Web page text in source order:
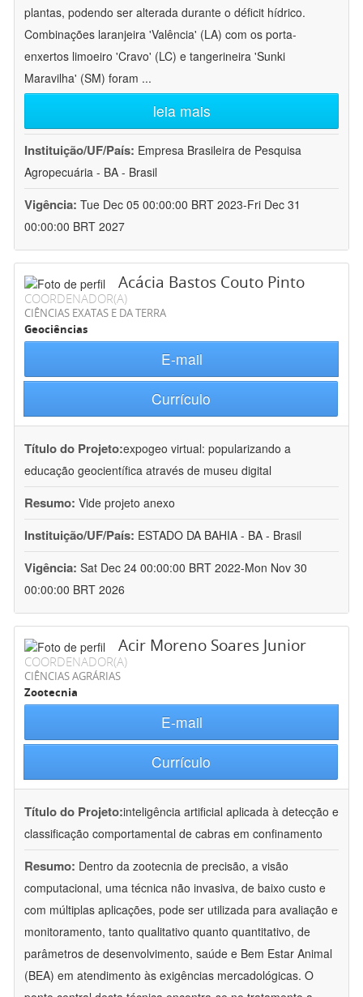
plantas, podendo ser alterada durante o déficit hídrico.
Combinações laranjeira 'Valência' (LA) com os porta-
enxertos limoeiro 'Cravo' (LC) e tangerineira 'Sunki
Maravilha' (SM) foram ...
leia mais
Instituição/UF/País: Empresa Brasileira de Pesquisa
Agropecuária - BA - Brasil
Vigência: Tue Dec 05 00:00:00 BRT 2023-Fri Dec 31
00:00:00 BRT 2027
Acácia Bastos Couto Pinto
COORDENADOR(A)
CIÊNCIAS EXATAS E DA TERRA
Geociências
E-mail
Currículo
Título do Projeto:expogeo virtual: popularizando a
educação geocientífica através de museu digital
Resumo: Vide projeto anexo
Instituição/UF/País: ESTADO DA BAHIA - BA - Brasil
Vigência: Sat Dec 24 00:00:00 BRT 2022-Mon Nov 30
00:00:00 BRT 2026
Acir Moreno Soares Junior
COORDENADOR(A)
CIÊNCIAS AGRÁRIAS
Zootecnia
E-mail
Currículo
Título do Projeto:inteligência artificial aplicada à detecção e
classificação comportamental de cabras em confinamento
Resumo: Dentro da zootecnia de precisão, a visão
computacional, uma técnica não invasiva, de baixo custo e
com múltiplas aplicações, pode ser utilizada para avaliação e
monitoramento, tanto qualitativo quanto quantitativo, de
parâmetros de desenvolvimento, saúde e Bem Estar Animal
(BEA) em atendimento às exigências mercadológicas. O